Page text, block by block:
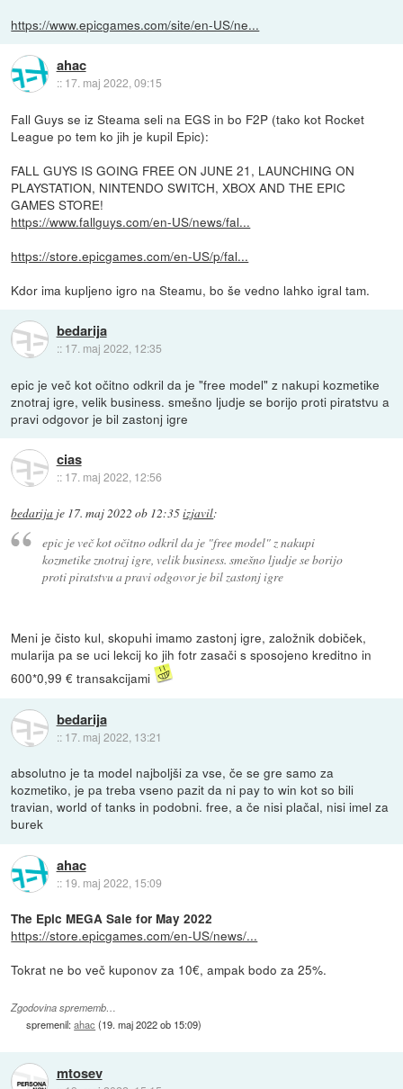
https://www.epicgames.com/site/en-US/ne...
ahac
:: 17. maj 2022, 09:15
Fall Guys se iz Steama seli na EGS in bo F2P (tako kot Rocket
League po tem ko jih je kupil Epic):
FALL GUYS IS GOING FREE ON JUNE 21, LAUNCHING ON
PLAYSTATION, NINTENDO SWITCH, XBOX AND THE EPIC
GAMES STORE!
https://www.fallguys.com/en-US/news/fal...
https://store.epicgames.com/en-US/p/fal...
Kdor ima kupljeno igro na Steamu, bo še vedno lahko igral tam.
bedarija
:: 17. maj 2022, 12:35
epic je več kot očitno odkril da je "free model" z nakupi kozmetike
znotraj igre, velik business. smešno ljudje se borijo proti piratstvu a
pravi odgovor je bil zastonj igre
cias
:: 17. maj 2022, 12:56
bedarija je 17. maj 2022 ob 12:35izjavil:
epic je več kot očitno odkril da je "free model" z nakupi
kozmetike znotraj igre, velik business. smešno ljudje se borijo
proti piratstvu a pravi odgovor je bil zastonj igre
Meni je čisto kul, skopuhi imamo zastonj igre, založnik dobiček,
mularija pa se uci lekcij ko jih fotr zasači s sposojeno kreditno in
600*0,99 € transakcijami
bedarija
:: 17. maj 2022, 13:21
absolutno je ta model najboljši za vse, če se gre samo za
kozmetiko, je pa treba vseno pazit da ni pay to win kot so bili
travian, world of tanks in podobni. free, a če nisi plačal, nisi imel za
burek
ahac
:: 19. maj 2022, 15:09
The Epic MEGA Sale for May 2022
https://store.epicgames.com/en-US/news/...
Tokrat ne bo več kuponov za 10€, ampak bodo za 25%.
Zgodovina sprememb…
spremenil:ahac (19. maj 2022 ob 15:09)
mtosev